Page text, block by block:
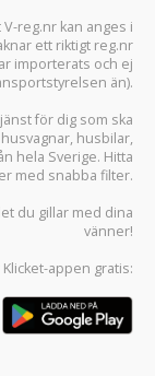
reg.nr kan anges i
ett riktigt reg.nr
importerats och ej
än).
för dig som ska
husvagnar, husbilar,
hela Sverige. Hitta
med snabba filter.
du gillar med dina
vänner!
Klicket-appen gratis: